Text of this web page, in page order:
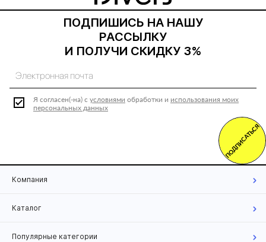
ПОДПИШИСЬ НА НАШУ
РАССЫЛКУ
И ПОЛУЧИ СКИДКУ 3%
Я согласен(-на) с условиями обработки и использования моих
персональных данных
ПОДПИСАТЬСЯ
Компания
Каталог
Популярные категории